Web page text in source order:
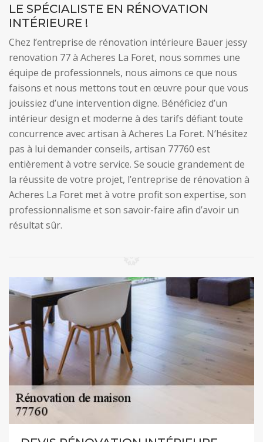
LE SPÉCIALISTE EN RÉNOVATION
INTÉRIEURE !
Chez l’entreprise de rénovation intérieure Bauer jessy
renovation 77 à Acheres La Foret, nous sommes une
équipe de professionnels, nous aimons ce que nous
faisons et nous mettons tout en œuvre pour que vous
jouissiez d’une intervention digne. Bénéficiez d’un
intérieur design et moderne à des tarifs défiant toute
concurrence avec artisan à Acheres La Foret. N’hésitez
pas à lui demander conseils, artisan 77760 est
entièrement à votre service. Se soucie grandement de
la réussite de votre projet, l’entreprise de rénovation à
Acheres La Foret met à votre profit son expertise, son
professionnalisme et son savoir-faire afin d’avoir un
résultat sûr.